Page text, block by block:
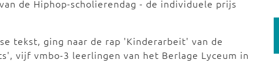
de Hiphop-scholierendag - de individuele prijs
tekst, ging naar de rap 'Kinderarbeit' van de
vijf vmbo-3 leerlingen van het Berlage Lyceum in